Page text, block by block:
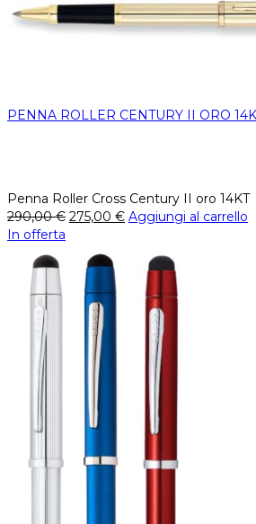
PENNA ROLLER CENTURY II ORO
Penna Roller Cross Century II oro 14KT
290,00€ 275,00 € Aggiungi al carrello
In offerta